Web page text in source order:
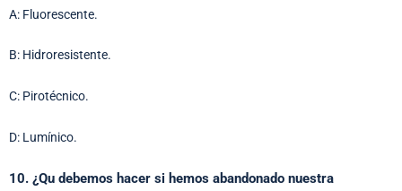
A: Fluorescente.
B: Hidroresistente.
C: Pirotécnico.
D: Lumínico.
10. ¿Qu debemos hacer si hemos abandonado nuestra